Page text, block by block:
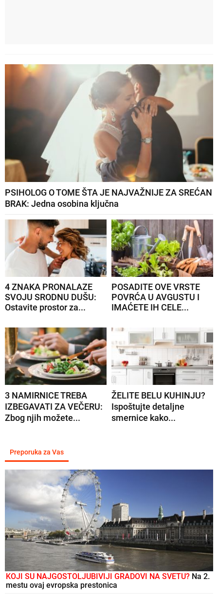
PSIHOLOG O TOME ŠTA JE NAJVAŽNIJE ZA SREĆAN
BRAK: Jedna osobina ključna
4 ZNAKA PRONALAZE
SVOJU SRODNU DUŠU:
Ostavite prostor za...
POSADITE OVE VRSTE
POVRĆA U AVGUSTU I
IMAĆETE IH CELE...
3 NAMIRNICE TREBA
IZBEGAVATI ZA VEČERU:
Zbog njih možete...
ŽELITE BELU KUHINJU?
Ispoštujte detaljne
smernice kako...
Preporuka za Vas
KOJI SU NAJGOSTOLJUBIVIJI GRADOVI NA SVETU? Na 2.
mestu ovaj evropska prestonica